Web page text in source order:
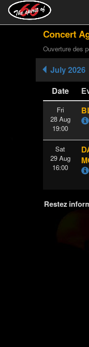
Concert
Ouverture des
July 2026
Date
Fri
28 Aug
19:00
Sat
29 Aug
16:00
Restez